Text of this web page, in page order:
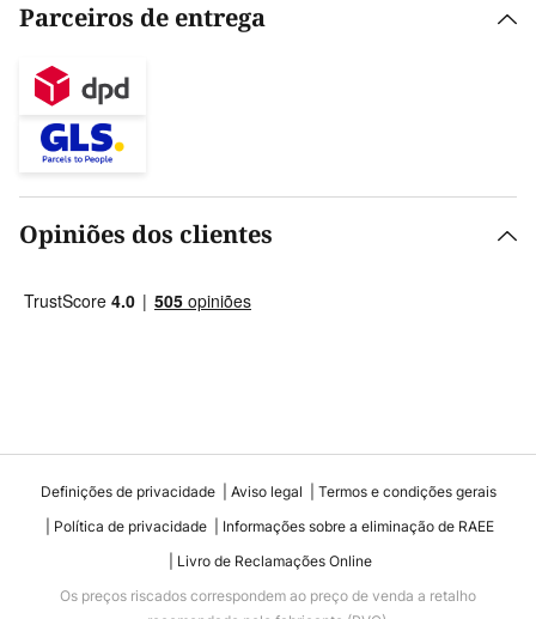
Parceiros de entrega
Opiniões dos clientes
Definições de privacidade Aviso legal
Termos e condições gerais
Política de privacidade
Informações sobre a eliminação de RAEE
Livro de Reclamações Online
Os preços riscados correspondem ao preço de venda a retalho